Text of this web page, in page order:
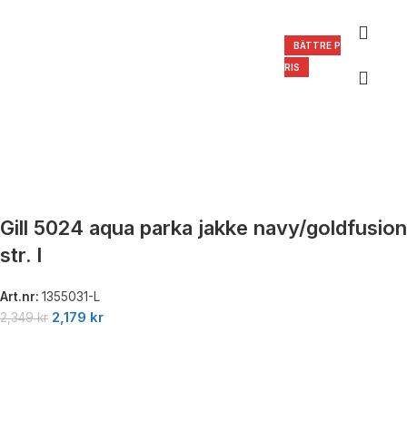
BÄTTRE P
RIS
Gill 5024 aqua parka jakke navy/goldfusion
str. l
Art.nr: 1355031-L
2,349kr 2,179 kr